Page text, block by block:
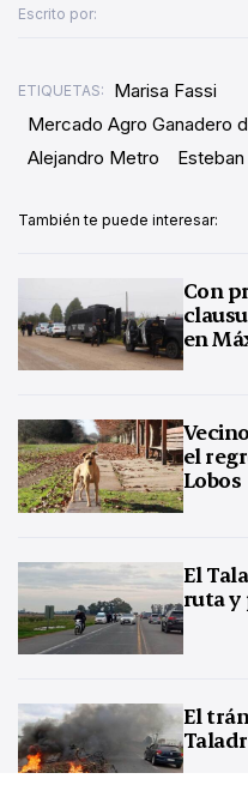
Escrito por:
ETIQUETAS:
Marisa Fassi
Mercado Agro Ganadero
Alejandro Metro
También te puede interesar:
Con
en
el
Lobos
El
ruta y
El